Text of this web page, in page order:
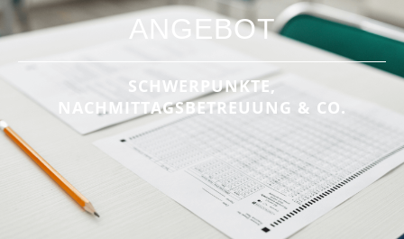
ANGEBOT
SCHWERPUNKTE,
NACHMITTAGSBETREUUNG & CO.